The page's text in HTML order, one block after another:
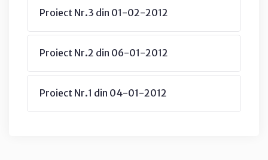
Proiect Nr.3 din 01-02-2012
Proiect Nr.2 din 06-01-2012
Proiect Nr.1 din 04-01-2012